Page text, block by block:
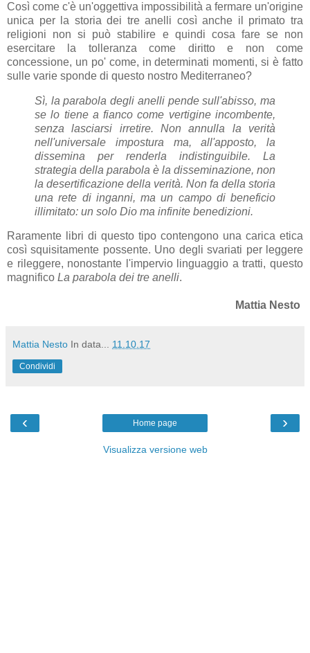
Così come c'è un'oggettiva impossibilità a fermare un'origine
unica per la storia dei tre anelli così anche il primato tra
religioni non si può stabilire e quindi cosa fare se non
esercitare la tolleranza come diritto e non come
concessione, un po' come, in determinati momenti, si è fatto
sulle varie sponde di questo nostro Mediterraneo?
Sì, la parabola degli anelli pende sull'abisso, ma
se lo tiene a fianco come vertigine incombente,
senza lasciarsi irretire. Non annulla la verità
nell'universale impostura ma, all'apposto, la
dissemina per renderla indistinguibile. La
strategia della parabola è la disseminazione, non
la desertificazione della verità. Non fa della storia
una rete di inganni, ma un campo di beneficio
illimitato: un solo Dio ma infinite benedizioni.
Raramente libri di questo tipo contengono una carica etica
così squisitamente possente. Uno degli svariati per leggere
e rileggere, nonostante l'impervio linguaggio a tratti, questo
magnifico La parabola dei tre anelli.
Mattia Nesto
Mattia Nesto In data... 11.10.17
Condividi
‹ ›
Home page
Visualizza versione web